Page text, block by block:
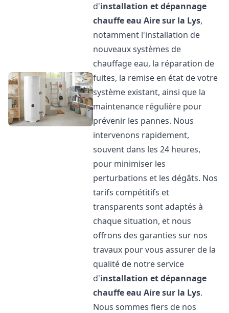
d'installation et dépannage
chauffe eau Aire sur la Lys,
notamment l'installation de
nouveaux systèmes de
chauffage eau, la réparation de
fuites, la remise en état de votre
système existant, ainsi que la
maintenance régulière pour
prévenir les pannes. Nous
intervenons rapidement,
souvent dans les 24 heures,
pour minimiser les
perturbations et les dégâts. Nos
tarifs compétitifs et
transparents sont adaptés à
chaque situation, et nous
offrons des garanties sur nos
travaux pour vous assurer de la
qualité de notre service
d'installation et dépannage
chauffe eau Aire sur la Lys.
Nous sommes fiers de nos